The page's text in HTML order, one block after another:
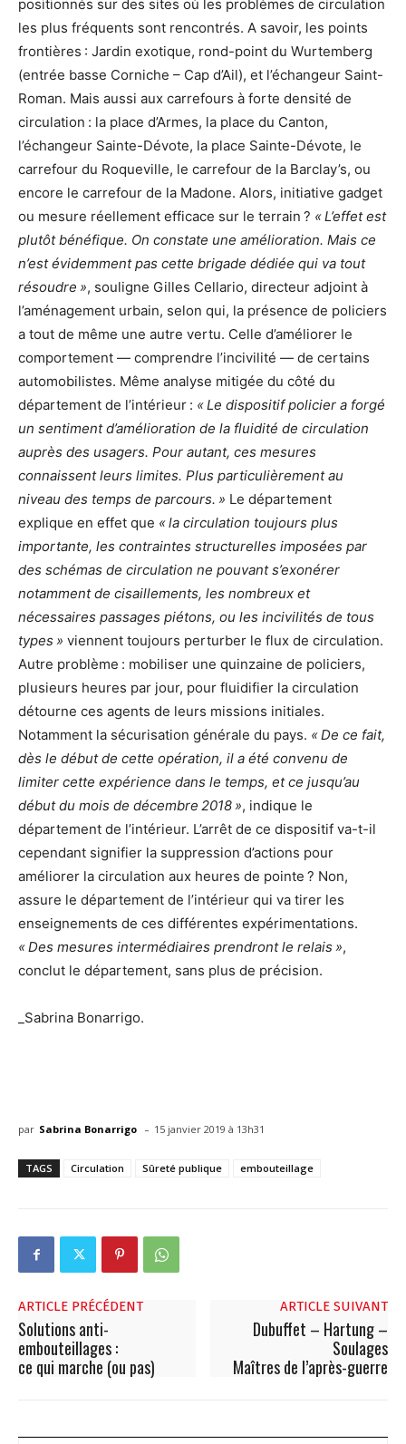
positionnés sur des sites où les problèmes de circulation
les plus fréquents sont rencontrés. A savoir, les points
frontières : Jardin exotique, rond-point du Wurtemberg
(entrée basse Corniche – Cap d’Ail), et l’échangeur Saint-
Roman. Mais aussi aux carrefours à forte densité de
circulation : la place d’Armes, la place du Canton,
l’échangeur Sainte-Dévote, la place Sainte-Dévote, le
carrefour du Roqueville, le carrefour de la Barclay’s, ou
encore le carrefour de la Madone. Alors, initiative gadget
ou mesure réellement efficace sur le terrain ? « L’effet est
plutôt bénéfique. On constate une amélioration. Mais ce
n’est évidemment pas cette brigade dédiée qui va tout
résoudre », souligne Gilles Cellario, directeur adjoint à
l’aménagement urbain, selon qui, la présence de policiers
a tout de même une autre vertu. Celle d’améliorer le
comportement — comprendre l’incivilité — de certains
automobilistes. Même analyse mitigée du côté du
département de l’intérieur : « Le dispositif policier a forgé
un sentiment d’amélioration de la fluidité de circulation
auprès des usagers. Pour autant, ces mesures
connaissent leurs limites. Plus particulièrement au
niveau des temps de parcours. » Le département
explique en effet que « la circulation toujours plus
importante, les contraintes structurelles imposées par
des schémas de circulation ne pouvant s’exonérer
notamment de cisaillements, les nombreux et
nécessaires passages piétons, ou les incivilités de tous
types » viennent toujours perturber le flux de circulation.
Autre problème : mobiliser une quinzaine de policiers,
plusieurs heures par jour, pour fluidifier la circulation
détourne ces agents de leurs missions initiales.
Notamment la sécurisation générale du pays. « De ce fait,
dès le début de cette opération, il a été convenu de
limiter cette expérience dans le temps, et ce jusqu’au
début du mois de décembre 2018 », indique le
département de l’intérieur. L’arrêt de ce dispositif va-t-il
cependant signifier la suppression d’actions pour
améliorer la circulation aux heures de pointe ? Non,
assure le département de l’intérieur qui va tirer les
enseignements de ces différentes expérimentations.
« Des mesures intermédiaires prendront le relais »,
conclut le département, sans plus de précision.
_Sabrina Bonarrigo.
par Sabrina Bonarrigo - 15 janvier 2019 à 13h31
TAGS Circulation Sûreté publique embouteillage
ARTICLE PRÉCÉDENT
Solutions anti-
embouteillages :
ce qui marche (ou pas)
ARTICLE SUIVANT
Dubuffet – Hartung –
Soulages
Maîtres de l’après-guerre